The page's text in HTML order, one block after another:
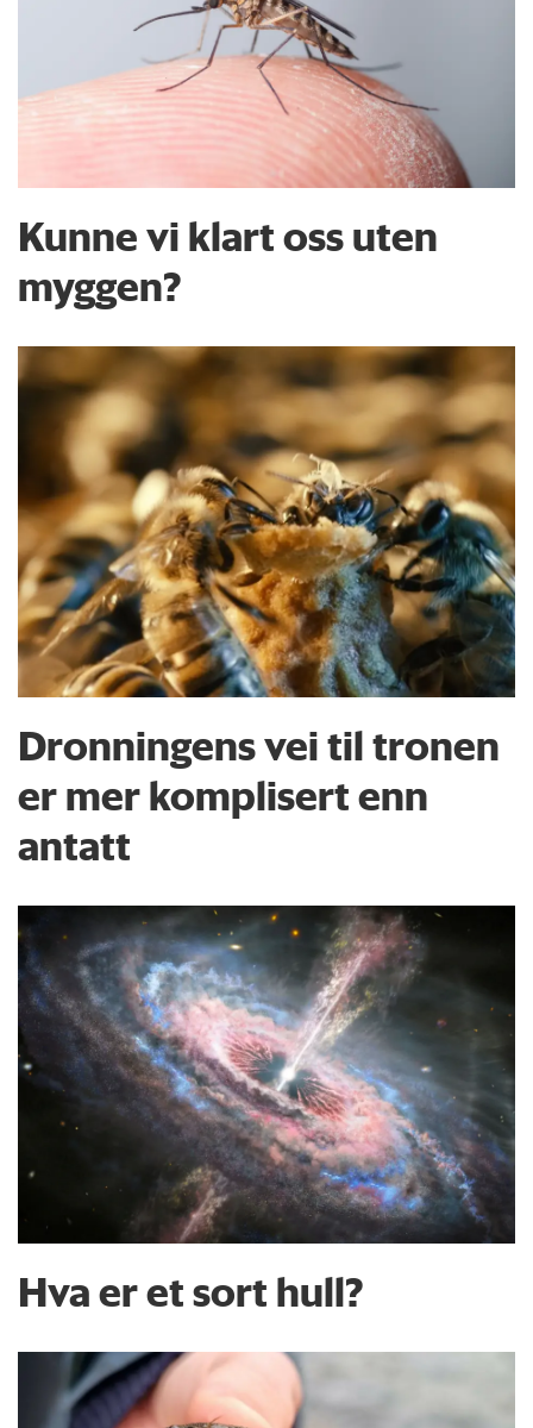
Kunne vi klart oss uten
myggen?
Dronningens vei til tronen
er mer komplisert enn
antatt
Hva er et sort hull?